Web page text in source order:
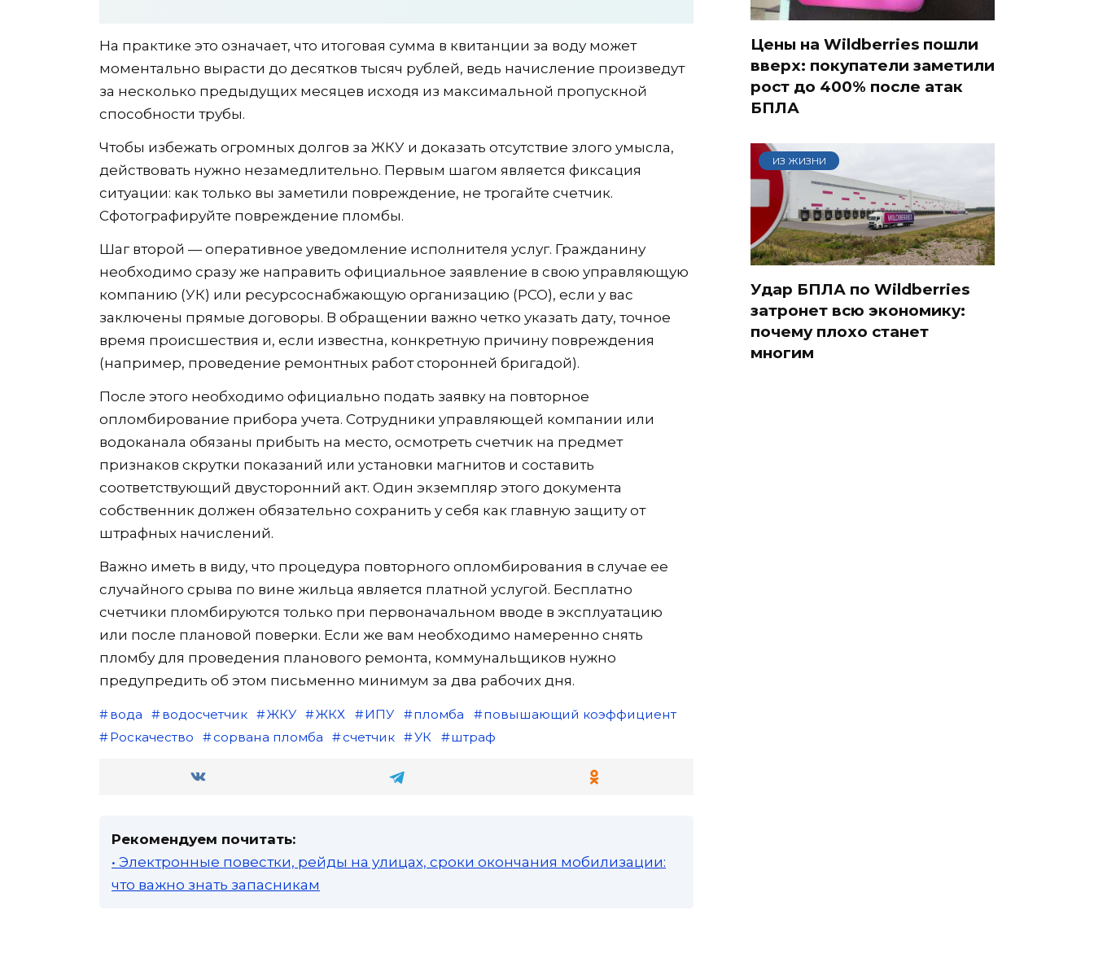
На практике это означает, что итоговая сумма в квитанции за воду может
моментально вырасти до десятков тысяч рублей, ведь начисление произведут
за несколько предыдущих месяцев исходя из максимальной пропускной
способности трубы.
Чтобы избежать огромных долгов за ЖКУ и доказать отсутствие злого умысла,
действовать нужно незамедлительно. Первым шагом является фиксация
ситуации: как только вы заметили повреждение, не трогайте счетчик.
Сфотографируйте повреждение пломбы.
Шаг второй — оперативное уведомление исполнителя услуг. Гражданину
необходимо сразу же направить официальное заявление в свою управляющую
компанию (УК) или ресурсоснабжающую организацию (РСО), если у вас
заключены прямые договоры. В обращении важно четко указать дату, точное
время происшествия и, если известна, конкретную причину повреждения
(например, проведение ремонтных работ сторонней бригадой).
После этого необходимо официально подать заявку на повторное
опломбирование прибора учета. Сотрудники управляющей компании или
водоканала обязаны прибыть на место, осмотреть счетчик на предмет
признаков скрутки показаний или установки магнитов и составить
соответствующий двусторонний акт. Один экземпляр этого документа
собственник должен обязательно сохранить у себя как главную защиту от
штрафных начислений.
Важно иметь в виду, что процедура повторного опломбирования в случае ее
случайного срыва по вине жильца является платной услугой. Бесплатно
счетчики пломбируются только при первоначальном вводе в эксплуатацию
или после плановой поверки. Если же вам необходимо намеренно снять
пломбу для проведения планового ремонта, коммунальщиков нужно
предупредить об этом письменно минимум за два рабочих дня.
вода водосчетчик ЖКУ ЖКХ ИПУ пломба
повышающий коэффициент
Роскачество
сорвана пломба счетчик УК штраф
Рекомендуем почитать:
• Электронные повестки, рейды на улицах, сроки окончания мобилизации:
что важно знать запасникам
Цены на Wildberries пошли
вверх: покупатели заметили
рост до 400% после атак
БПЛА
ИЗ ЖИЗНИ
Удар БПЛА по Wildberries
затронет всю экономику:
почему плохо станет
многим